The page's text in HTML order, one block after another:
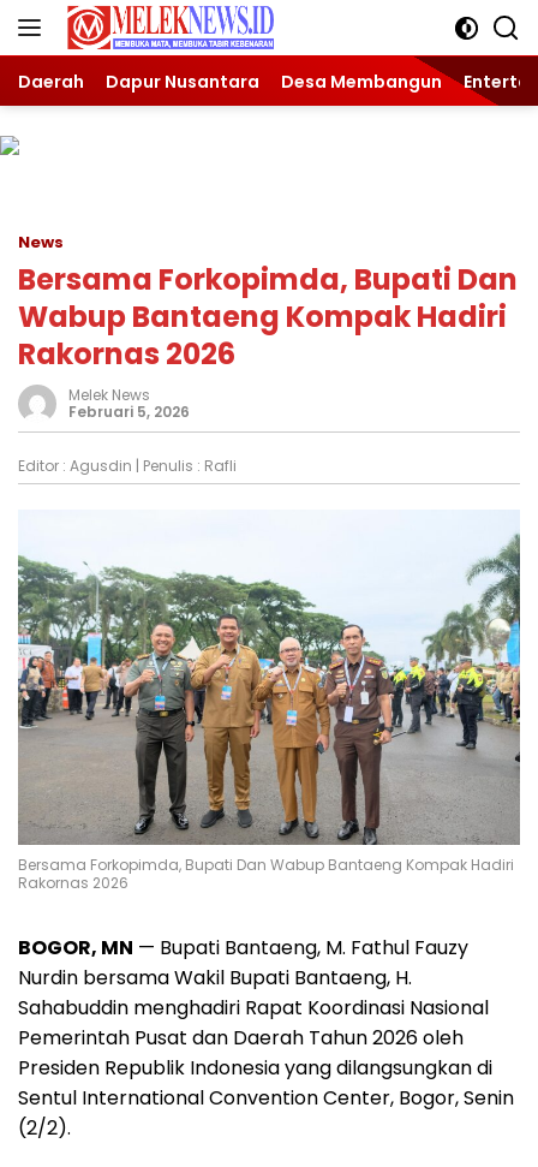
Langsung
Daerah Dapur Nusantara Desa Membangun
News
Bersama Forkopimda, Bupati Dan
Wabup Bantaeng Kompak Hadiri
Rakornas 2026
Melek News
Februari 5, 2026
Editor : Agusdin | Penulis : Rafli
Bersama Forkopimda, Bupati Dan Wabup Bantaeng Kompak Hadiri
Rakornas 2026
BOGOR, MN — Bupati Bantaeng, M. Fathul Fauzy
Nurdin bersama Wakil Bupati Bantaeng, H.
Sahabuddin menghadiri Rapat Koordinasi Nasional
Pemerintah Pusat dan Daerah Tahun 2026 oleh
Presiden Republik Indonesia yang dilangsungkan di
Sentul International Convention Center, Bogor, Senin
(2/2).